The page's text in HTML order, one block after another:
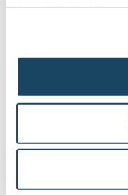
krukväxter
Blomsterlandet PRO
Välj butik